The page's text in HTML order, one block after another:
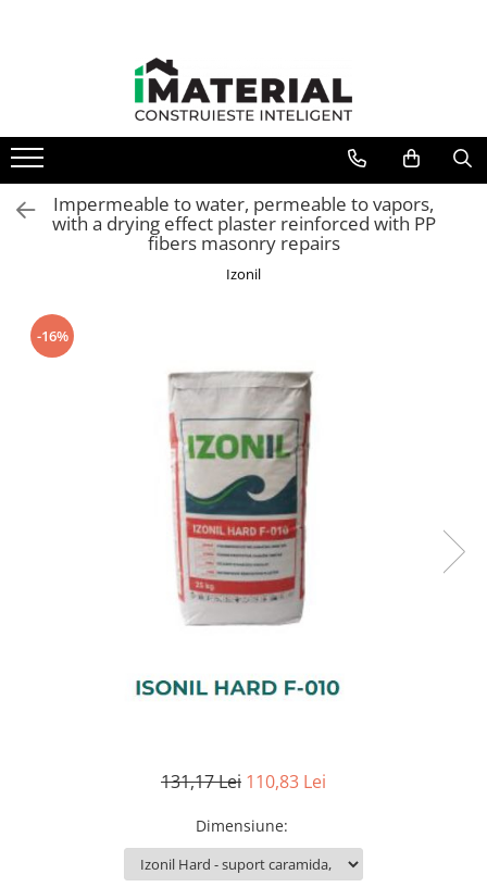
Impermeable to water, permeable to vapors,
with a drying effect plaster reinforced with PP
fibers masonry repairs
Izonil
-16%
131,17 Lei 110,83 Lei
Dimensiune: